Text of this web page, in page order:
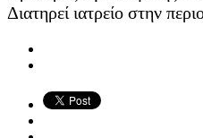
Διατηρεί ιατρείο στην